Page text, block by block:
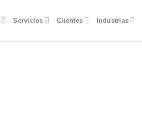
Servicios Clientes Industrias